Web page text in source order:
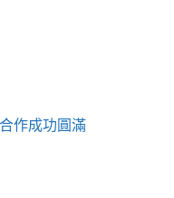
作成功圓滿